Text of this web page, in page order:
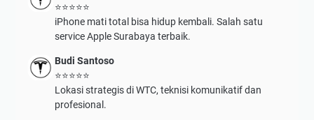
⭐⭐⭐⭐⭐
iPhone mati total bisa hidup kembali. Salah satu
service Apple Surabaya terbaik.
Budi Santoso
⭐⭐⭐⭐⭐
Lokasi strategis di WTC, teknisi komunikatif dan
profesional.